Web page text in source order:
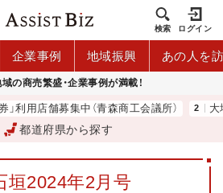
検索 ログイン
企業事例 地域振興 あの人を
の商売繁盛・企業事例が満載！
用店舗募集中（青森商工会議所） 大地
都道府県から探す
垣2024年2月号